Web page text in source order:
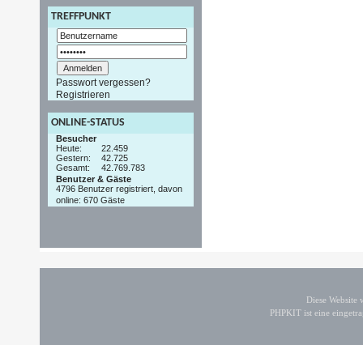
TREFFPUNKT
Passwort vergessen?
Registrieren
ONLINE-STATUS
Besucher
Heute:
22.459
Gestern:
42.725
Gesamt:
42.769.783
Benutzer & Gäste
4796 Benutzer registriert, davon
online: 670 Gäste
Diese
PHPKIT ist eine